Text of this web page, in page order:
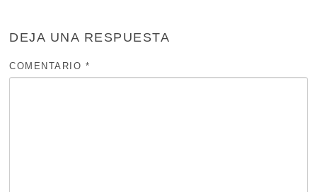
DEJA UNA RESPUESTA
COMENTARIO *